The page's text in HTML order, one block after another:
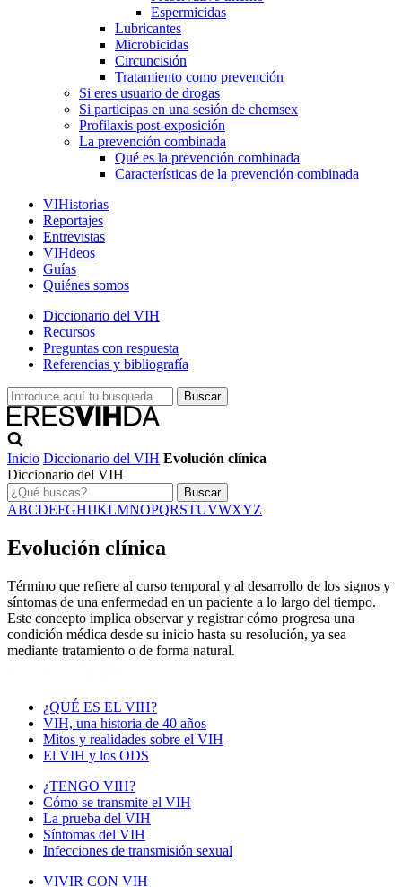
Espermicidas
Lubricantes
Microbicidas
Circuncisión
Tratamiento como prevención
Si eres usuario de drogas
Si participas en una sesión de chemsex
Profilaxis post-exposición
La prevención combinada
Qué es la prevención combinada
Características de la prevención combinada
VIHistorias
Reportajes
Entrevistas
VIHdeos
Guías
Quiénes somos
Diccionario del VIH
Recursos
Preguntas con respuesta
Referencias y bibliografía
Inicio Diccionario del VIH Evolución clínica
Diccionario del VIH
Buscar
ABCDEFGHIJKLMNOPQRSTUVWXYZ
Evolución clínica
Término que refiere al curso temporal y al desarrollo de los signos y
síntomas de una enfermedad en un paciente a lo largo del tiempo.
Este concepto implica observar y registrar cómo progresa una
condición médica desde su inicio hasta su resolución, ya sea
mediante tratamiento o de forma natural.
¿QUÉ ES EL VIH?
VIH, una historia de 40 años
Mitos y realidades sobre el VIH
El VIH y los ODS
¿TENGO VIH?
Cómo se transmite el VIH
La prueba del VIH
Síntomas del VIH
Infecciones de transmisión sexual
VIVIR CON VIH